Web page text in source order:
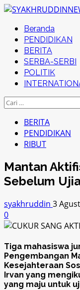
Skip
content
Primary
Menu
Beranda
PENDIDIKAN
BERITA
SERBA-SERBI
POLITIK
Cari
BERITA
PENDIDIKAN
RIBUT
Mantan
Sebelum
syakhruddin 3
0
Tiga mahasiswa
Pengembangan
Kesejahteraan
Irvan yang
yang maju untuk